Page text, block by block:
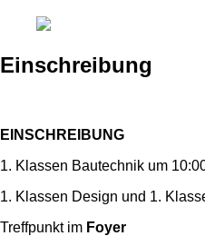
Einschreibung
EINSCHREIBUNG
1. Klassen Bautechnik um
1. Klassen Design und 1.
Treffpunkt im Foyer